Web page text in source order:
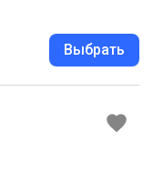
Выбрать